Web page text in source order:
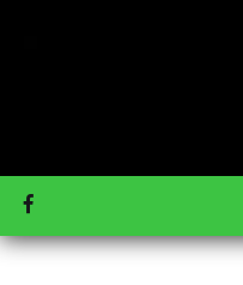
Tagar-News.com
Mengulas Peristiwa Teraktual